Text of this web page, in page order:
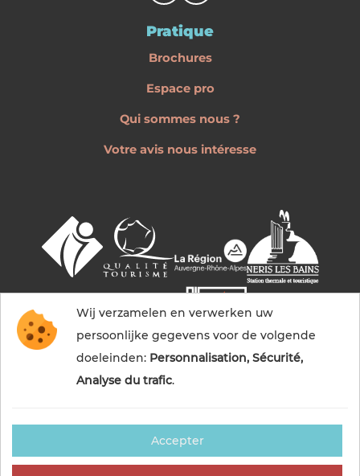
Pratique
Brochures
Espace pro
Qui sommes nous ?
Votre avis nous intéresse
© 2026 Commentry, Montmarault, Néris-les-bains
Wij verzamelen en verwerken uw
persoonlijke gegevens voor de volgende
doeleinden: Personnalisation, Sécurité,
Analyse du trafic.
Accepter